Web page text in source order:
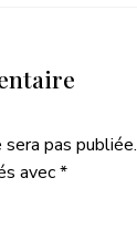
pas publiée.
avec*